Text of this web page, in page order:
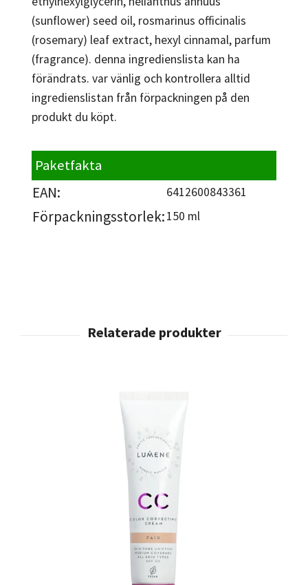
(sunflower) seed oil, rosmarinus officinalis
(rosemary) leaf extract, hexyl cinnamal, parfum
(fragrance). denna ingredienslista kan ha
förändrats. var vänlig och kontrollera alltid
ingredienslistan från förpackningen på den
produkt du köpt.
Paketfakta
EAN: 6412600843361
Förpackningsstorlek:150 ml